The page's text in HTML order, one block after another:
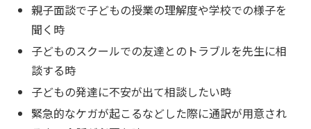
親子面談で子どもの授業の理解度や学校での様子を
聞く時
子どものスクールでの友達とのトラブルを先生に相
談する時
子どもの発達に不安が出て相談したい時
緊急的なケガが起こるなどした際に通訳が用意され